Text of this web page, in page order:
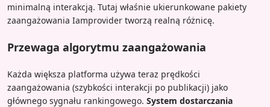
minimalną interakcją. Tutaj właśnie ukierunkowane pakiety
zaangażowania Iamprovider tworzą realną różnicę.
Przewaga algorytmu zaangażowania
Każda większa platforma używa teraz prędkości
zaangażowania (szybkości interakcji po publikacji) jako
głównego sygnału rankingowego. System dostarczania